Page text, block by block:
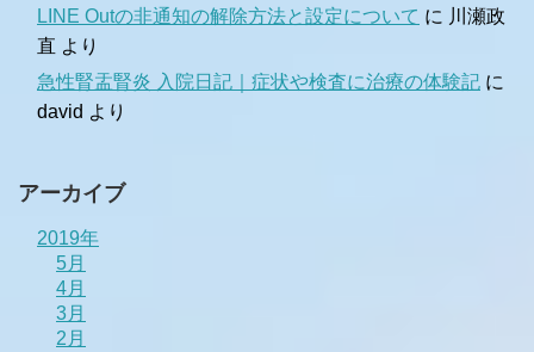
LINE Outの非通知の解除方法と設定について に 川瀬政
直 より
急性腎盂腎炎 入院日記｜症状や検査に治療の体験記 に
david より
アーカイブ
2019年
5月
4月
3月
2月